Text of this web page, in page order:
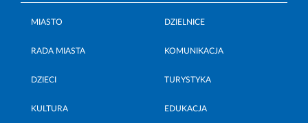
MIASTO DZIELNICE
RADA MIASTA KOMUNIKACJA
DZIECI TURYSTYKA
KULTURA EDUKACJA